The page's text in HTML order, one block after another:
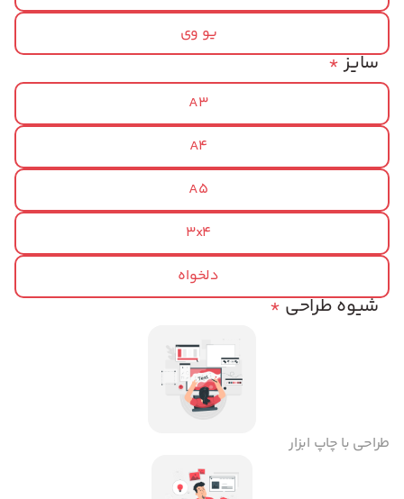
یو وی
*سایز
A3
A4
A5
3x4
دلخواه
*شیوه طراحی
طراحی با چاپ ابزار